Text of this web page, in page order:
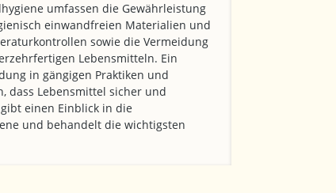
umfassen die Gewährleistung
einwandfreien Materialien und
sowie die Vermeidung
Lebensmitteln. Ein
in gängigen Praktiken und
dass Lebensmittel sicher und
einen Einblick in die
und behandelt die wichtigsten